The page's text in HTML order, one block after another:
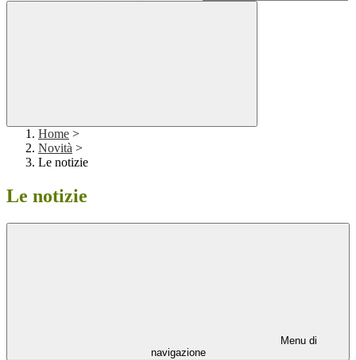
Home >
Novità >
Le notizie
Le notizie
Menu di
navigazione